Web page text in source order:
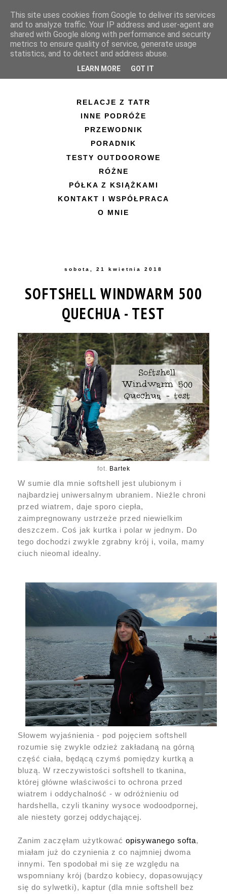
RELACJE Z TATR
INNE PODRÓŻE
PRZEWODNIK
PORADNIK
TESTY OUTDOOROWE
RÓŻNE
PÓŁKA Z KSIĄŻKAMI
KONTAKT I WSPÓŁPRACA
O MNIE
sobota, 21 kwietnia 2018
SOFTSHELL WINDWARM 500
QUECHUA - TEST
fot. Bartek
W sumie dla mnie softshell jest ulubionym i
najbardziej uniwersalnym ubraniem. Nieźle chroni
przed wiatrem, daje sporo ciepła,
zaimpregnowany ustrzeże przed niewielkim
deszczem. Coś jak kurtka i polar w jednym. Do
tego dochodzi zwykle zgrabny krój i, voila, mamy
ciuch nieomal idealny.
Słowem wyjaśnienia - pod pojęciem softshell
rozumie się zwykle odzież zakładaną na górną
część ciała, będącą czymś pomiędzy kurtką a
bluzą. W rzeczywistości softshell to tkanina,
której główne właściwości to ochrona przed
wiatrem i oddychalność - w odróżnieniu od
hardshella, czyli tkaniny wysoce wodoodpornej,
ale niestety gorzej oddychającej.
Zanim zaczęłam użytkować opisywanego softa,
miałam już do czynienia z co najmniej dwoma
innymi. Ten spodobał mi się ze względu na
wspomniany krój (bardzo kobiecy, dopasowujący
się do sylwetki), kaptur (dla mnie softshell bez
This site uses cookies from Google to deliver its services
and to analyze traffic. Your IP address and user-agent are
shared with Google along with performance and security
metrics to ensure quality of service, generate usage
statistics, and to detect and address abuse.
LEARN MORE GOT IT